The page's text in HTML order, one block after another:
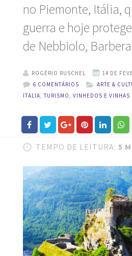
no Piemonte, Itália,
guerra e hoje
de Nebbiolo,
ROGÉRIO RUSCHEL
6 COMENTÁRIOS
ARTE &
ITALIA ,TURISMO VINHEDOS E VINHAS
TEMPO DE LEITURA: 5